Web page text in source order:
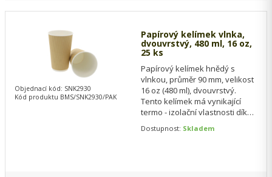
Papírový kelímek vlnka,
dvouvrstvý, 480 ml, 16 oz,
25 ks
Papírový kelímek hnědý s
vlnkou, průměr 90 mm, velikost
16 oz (480 ml), dvouvrstvý.
Tento kelímek má vynikající
termo - izolační vlastnosti díky
jednoduchý…
Dostupnost: Skladem
Objednací kód: SNK2930
Kód produktu BMS/SNK2930/PAK